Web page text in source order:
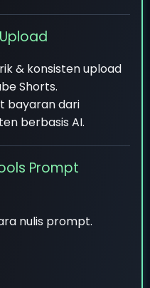
& konsisten upload
Shorts.
bayaran dari
berbasis AI.
Prompt
nulis prompt.